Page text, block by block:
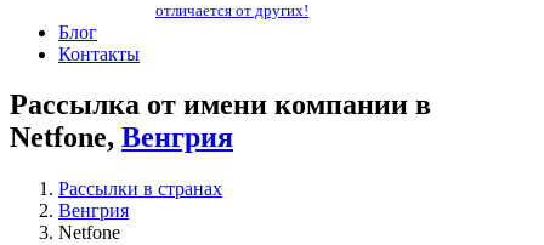
отличается от других!
Блог
Контакты
Рассылка от имени компании в
Netfone, Венгрия
Рассылки в странах
Венгрия
Netfone